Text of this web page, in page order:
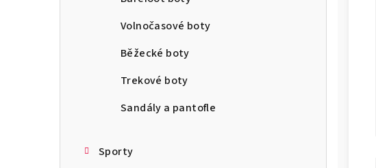
Volnočasové boty
Běžecké boty
Trekové boty
Sandály a pantofle
Sporty